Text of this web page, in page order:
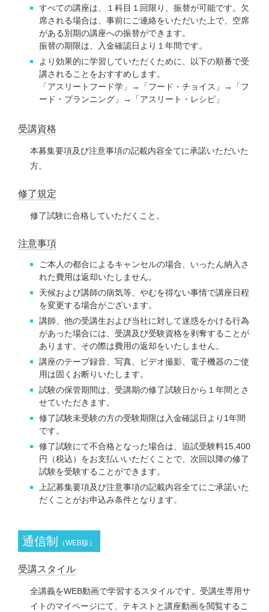
すべての講座は、１科目１回限り、振替が可能です。欠
席される場合は、事前にご連絡をいただいた上で、空席
がある別期の講座への振替ができます。
振替の期限は、入金確認日より１年間です。
より効果的に学習していただくために、以下の順番で受
講されることをおすすめします。
「アスリートフード学」→「フード・チョイス」→「フ
ード・プランニング」→「アスリート・レシピ」
受講資格
本募集要項及び注意事項の記載内容全てに承諾いただいた
方。
修了規定
修了試験に合格していただくこと。
注意事項
ご本人の都合によるキャンセルの場合、いったん納入さ
れた費用は返却いたしません。
天候および講師の病気等、やむを得ない事情で講座日程
を変更する場合がございます。
講師、他の受講生および当社に対して迷惑をかける行為
があった場合には、受講及び受験資格を剥奪することが
あります。その際は費用の返却をいたしません。
講座のテープ録音、写真、ビデオ撮影、電子機器のご使
用は固くお断りいたします。
試験の保管期間は、受講期の修了試験日から１年間とさ
せていただきます。
修了試験未受験の方の受験期限は入金確認日より1年間
です。
修了試験にて不合格となった場合は、追試受験料15,400
円（税込）をお支払いいただくことで、次回以降の修了
試験を受験することができます。
上記募集要項及び注意事項の記載内容全てにご承諾いた
だくことがお申込み条件となります。
通信制 （WEB版）
受講スタイル
全講義をWEB動画で学習するスタイルです。受講生専用サ
イトのマイページにて、テキストと講座動画を閲覧するこ